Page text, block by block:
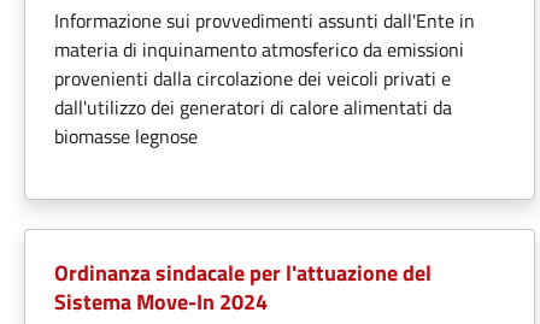
Informazione sui provvedimenti assunti dall'Ente in
materia di inquinamento atmosferico da emissioni
provenienti dalla circolazione dei veicoli privati e
dall'utilizzo dei generatori di calore alimentati da
biomasse legnose
Ordinanza sindacale per l'attuazione del
Sistema Move-In 2024